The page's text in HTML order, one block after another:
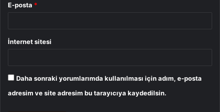
E-posta *
İnternet sitesi
Daha sonraki yorumlarımda kullanılması için adım, e-posta
adresim ve site adresim bu tarayıcıya kaydedilsin.